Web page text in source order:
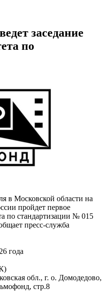
заседание
по
Московской области на
пройдет первое
по стандартизации № 015
пресс-служба
года
обл., г. о. Домодедово,
стр.8